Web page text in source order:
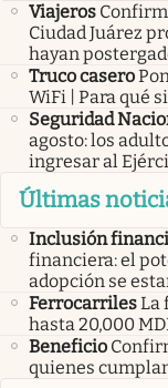
Viajeros
Ciudad Juárez
hayan
Truco casero
WiFi | Para qué
Seguridad
agosto: los
ingresar al
Últimas
Inclusión
financiera: el
adopción se
FerrocarrilesLa
hasta 20,000
Beneficio
quienes